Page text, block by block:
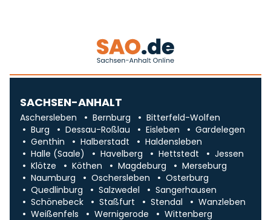
SACHSEN-ANHALT
Aschersleben Bernburg
Bitterfeld-Wolfen
Burg
Dessau-Roßlau Eisleben
Gardelegen
Genthin
Halberstadt
Haldensleben
Halle (Saale)
Havelberg Hettstedt
Jessen
Klötze
Köthen Magdeburg
Merseburg
Naumburg
Oschersleben
Osterburg
Quedlinburg
Salzwedel
Sangerhausen
Schönebeck
Staßfurt Stendal
Wanzleben
Weißenfels
Wernigerode Wittenberg